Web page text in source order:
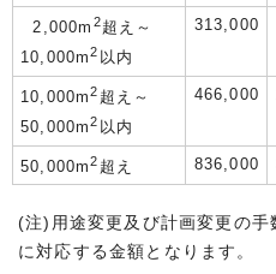
2,000m 2超え～
10,000m2 以内
313,000
10,000m2 超え～
50,000m2 以内
466,000
50,000m2 超え 836,000
(注)用途変更及び計画変更の
に対応する金額となります。